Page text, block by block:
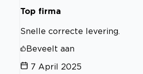
Top firma
Snelle correcte levering.
Beveelt aan
7 April 2025